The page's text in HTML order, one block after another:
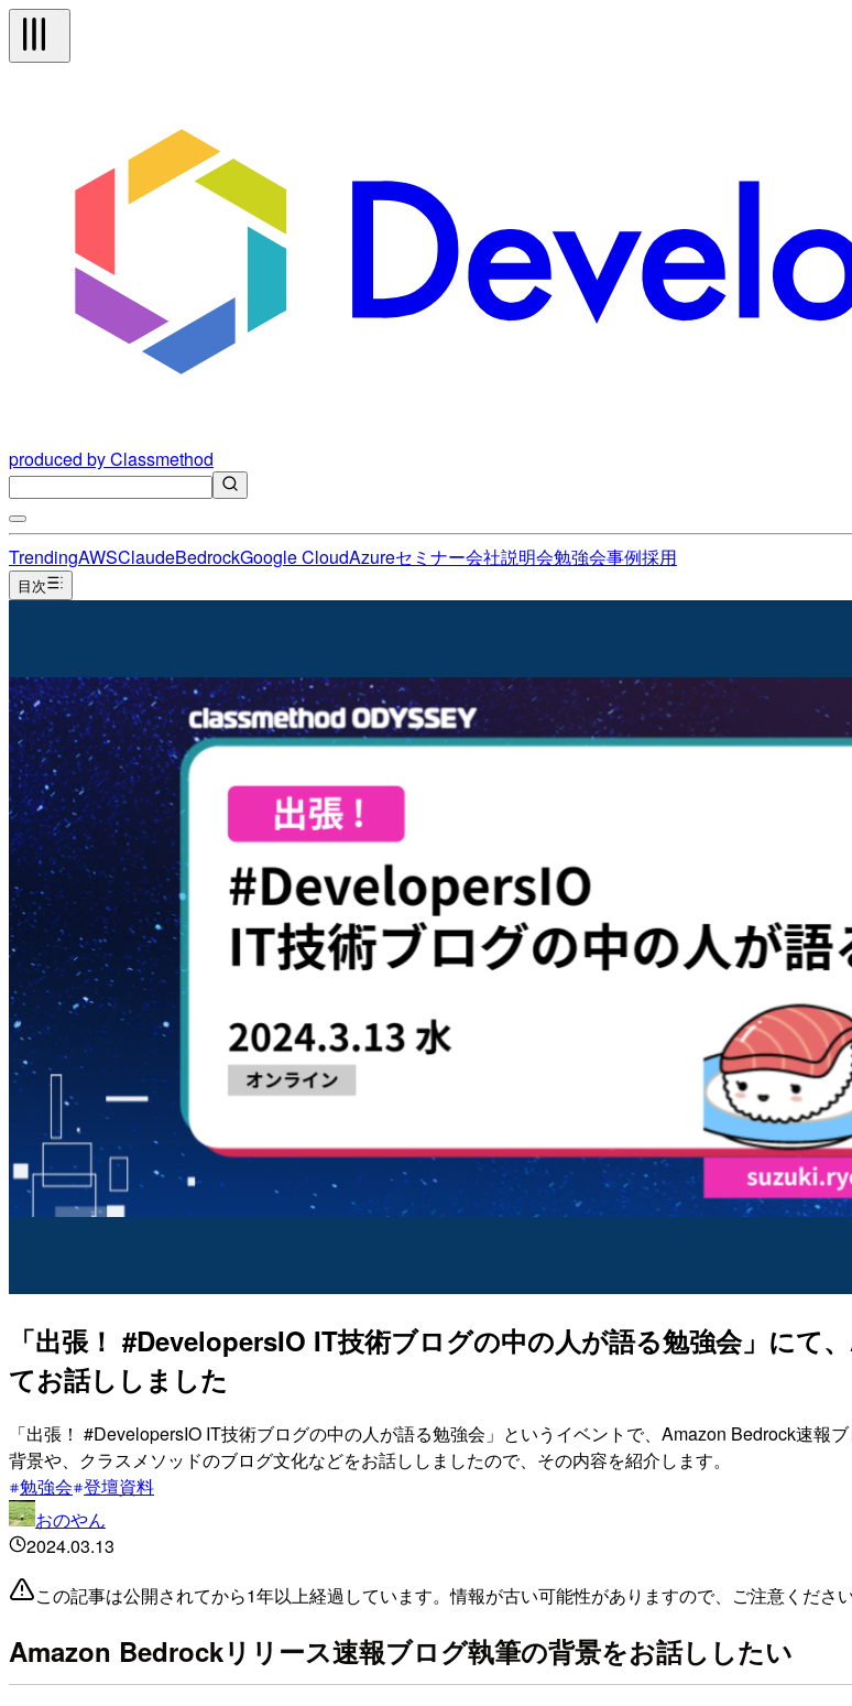
produced by Classmethod
TrendingAWSClaudeBedrockGoogle CloudAzureセミナー会社説明会勉強会事例採用
目次
「出張！ #DevelopersIO IT技術ブログの中の人が語る勉強会」に
てお話ししました
「出張！ #DevelopersIO IT技術ブログの中の人が語る勉強会」というイベントで、Amazon Bedrock速
背景や、クラスメソッドのブログ文化などをお話ししましたので、その内容を紹介します。
勉強会 登壇資料
おのやん
2024.03.13
この記事は公開されてから1年以上経過しています。情報が古い可能性がありますので、ご注意ください
Amazon Bedrockリリース速報ブログ執筆の背景をお話ししたい